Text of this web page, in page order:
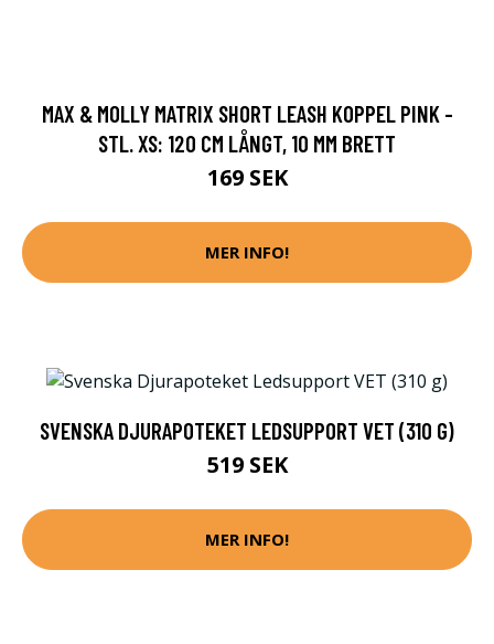
MAX & MOLLY MATRIX SHORT LEASH KOPPEL PINK -
STL. XS: 120 CM LÅNGT, 10 MM BRETT
169 SEK
MER INFO!
SVENSKA DJURAPOTEKET LEDSUPPORT VET (310 G)
519 SEK
MER INFO!